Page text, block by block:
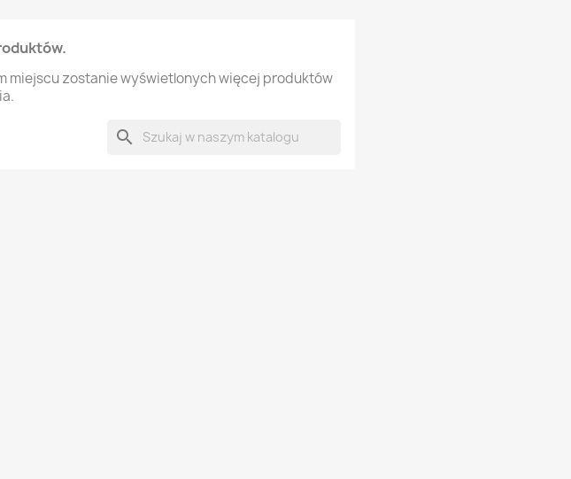
miejscu zostanie wyświetlonych więcej produktów
search